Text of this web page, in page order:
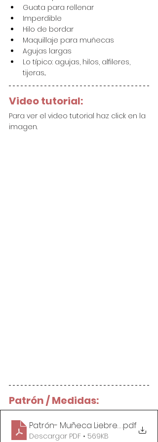
Guata para rellenar
Imperdible
Hilo de bordar
Maquillaje para muñecas
Agujas largas
Lo típico: agujas, hilos, alfileres,
tijeras...
Video tutorial:
Para ver el video tutorial haz click en la
imagen.
Patrón / Medidas:
Patrón- Muñeca Liebre Tilda
.pdf
Descargar PDF • 569KB